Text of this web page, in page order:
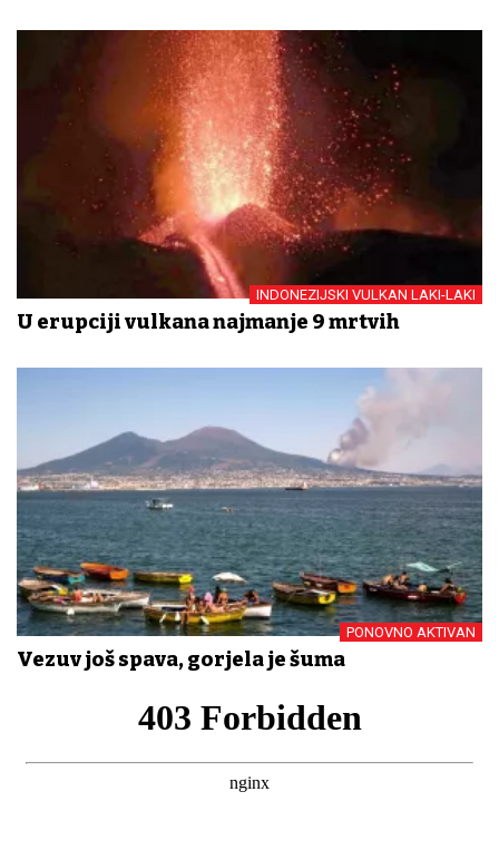
INDONEZIJSKI VULKAN LAKI-LAKI
U erupciji vulkana najmanje 9 mrtvih
PONOVNO AKTIVAN
Vezuv još spava, gorjela je šuma